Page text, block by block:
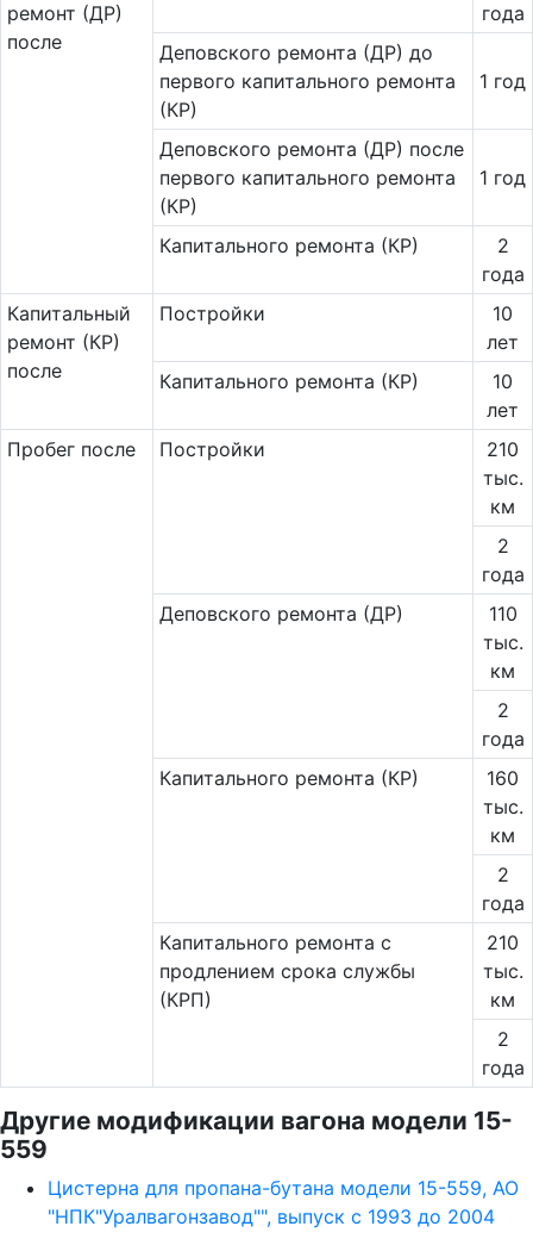
ремонт (ДР)
после
года
Деповского ремонта (ДР) до
первого капитального ремонта
(КР)
1 год
Деповского ремонта (ДР) после
первого капитального ремонта
(КР)
1 год
Капитального ремонта (КР)
2
года
Ка­пи­таль­ный
ремонт (КР)
после
Постройки
10
лет
Капитального ремонта (КР)
10
лет
Пробег после
Постройки
210
тыс.
км
2
года
Деповского ремонта (ДР)
110
тыс.
км
2
года
Капитального ремонта (КР)
160
тыс.
км
2
года
Капитального ремонта с
продлением срока службы
(КРП)
210
тыс.
км
2
года
Другие модификации вагона модели 15-
559
Цистерна для пропана-бутана модели 15-559, АО
"НПК"Уралвагонзавод"", выпуск с 1993 до 2004